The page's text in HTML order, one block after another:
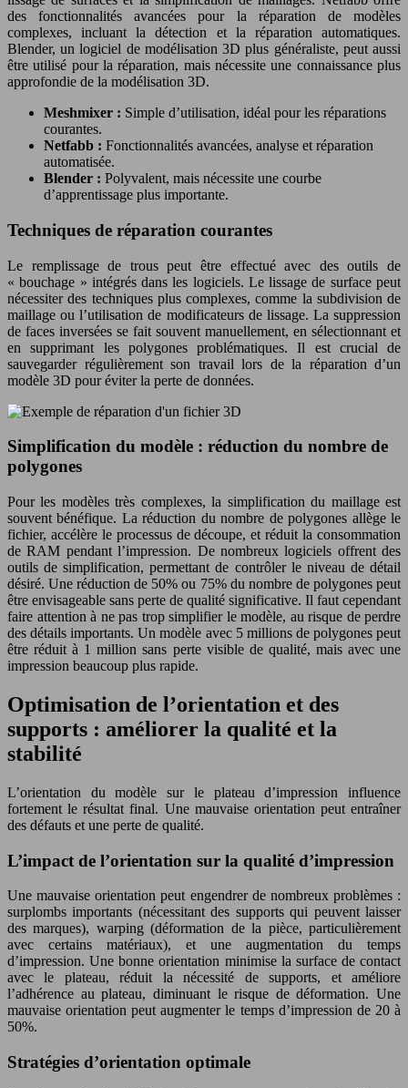
des fonctionnalités avancées pour la réparation de modèles
complexes, incluant la détection et la réparation automatiques.
Blender, un logiciel de modélisation 3D plus généraliste, peut aussi
être utilisé pour la réparation, mais nécessite une connaissance plus
approfondie de la modélisation 3D.
Meshmixer : Simple d’utilisation, idéal pour les réparations
courantes.
Netfabb : Fonctionnalités avancées, analyse et réparation
automatisée.
Blender : Polyvalent, mais nécessite une courbe
d’apprentissage plus importante.
Techniques de réparation courantes
Le remplissage de trous peut être effectué avec des outils de
« bouchage » intégrés dans les logiciels. Le lissage de surface peut
nécessiter des techniques plus complexes, comme la subdivision de
maillage ou l’utilisation de modificateurs de lissage. La suppression
de faces inversées se fait souvent manuellement, en sélectionnant et
en supprimant les polygones problématiques. Il est crucial de
sauvegarder régulièrement son travail lors de la réparation d’un
modèle 3D pour éviter la perte de données.
Simplification du modèle : réduction du nombre de
polygones
Pour les modèles très complexes, la simplification du maillage est
souvent bénéfique. La réduction du nombre de polygones allège le
fichier, accélère le processus de découpe, et réduit la consommation
de RAM pendant l’impression. De nombreux logiciels offrent des
outils de simplification, permettant de contrôler le niveau de détail
désiré. Une réduction de 50% ou 75% du nombre de polygones peut
être envisageable sans perte de qualité significative. Il faut cependant
faire attention à ne pas trop simplifier le modèle, au risque de perdre
des détails importants. Un modèle avec 5 millions de polygones peut
être réduit à 1 million sans perte visible de qualité, mais avec une
impression beaucoup plus rapide.
Optimisation de l’orientation et des
supports : améliorer la qualité et la
stabilité
L’orientation du modèle sur le plateau d’impression influence
fortement le résultat final. Une mauvaise orientation peut entraîner
des défauts et une perte de qualité.
L’impact de l’orientation sur la qualité d’impression
Une mauvaise orientation peut engendrer de nombreux problèmes :
surplombs importants (nécessitant des supports qui peuvent laisser
des marques), warping (déformation de la pièce, particulièrement
avec certains matériaux), et une augmentation du temps
d’impression. Une bonne orientation minimise la surface de contact
avec le plateau, réduit la nécessité de supports, et améliore
l’adhérence au plateau, diminuant le risque de déformation. Une
mauvaise orientation peut augmenter le temps d’impression de 20 à
50%.
Stratégies d’orientation optimale